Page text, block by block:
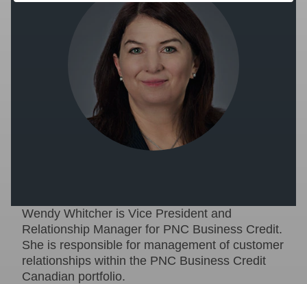
Wendy Whitcher is Vice President and
Relationship Manager for PNC Business Credit.
She is responsible for management of customer
relationships within the PNC Business Credit
Canadian portfolio.